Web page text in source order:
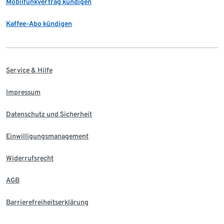
Kaffee-Abo kündigen
Service & Hilfe
Impressum
Datenschutz und Sicherheit
Einwilligungsmanagement
Widerrufsrecht
AGB
Barrierefreiheitserklärung